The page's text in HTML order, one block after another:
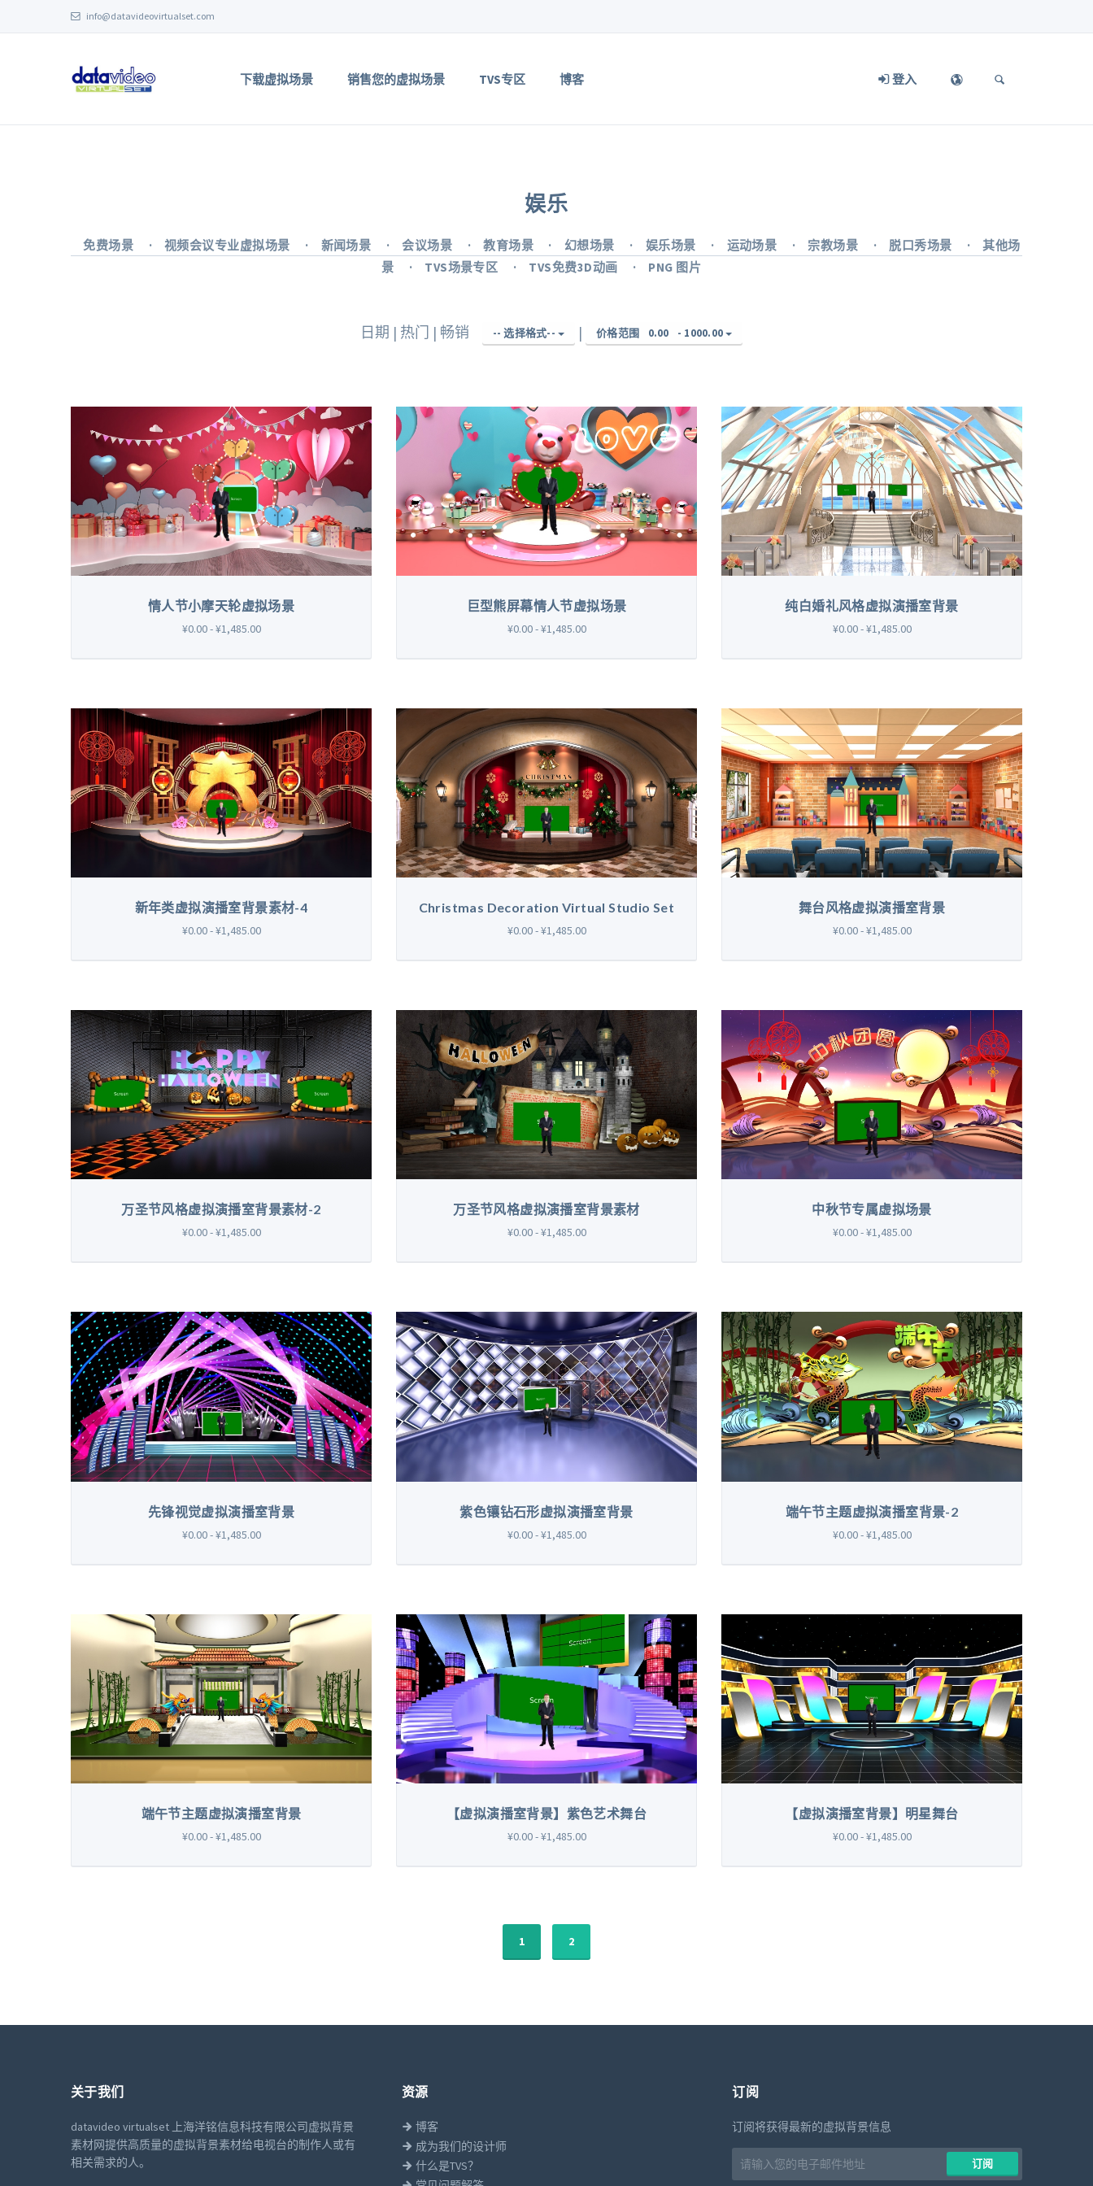
info@datavideovirtualset.com
下载虚拟场景 销售您的虚拟场景 TVS专区 博客 登入
娱乐
免费场景 视频会议专业虚拟场景 新闻场景 会议场景 教育场景 幻想场景 娱乐场景 运动场景 宗教场景 脱口秀场景
其他场
景
TVS场景专区 TVS免费3D动画 PNG 图片
日期 | 热门 | 畅销 -- 选择格式-- | 价格范围 0.00 - 1000.00
情人节小摩天轮虚拟场景
¥0.00 - ¥1,485.00
巨型熊屏幕情人节虚拟场景
¥0.00 - ¥1,485.00
纯白婚礼风格虚拟演播室背景
¥0.00 - ¥1,485.00
新年类虚拟演播室背景素材-4
¥0.00 - ¥1,485.00
Christmas Decoration Virtual Studio Set
¥0.00 - ¥1,485.00
舞台风格虚拟演播室背景
¥0.00 - ¥1,485.00
万圣节风格虚拟演播室背景素材-2
¥0.00 - ¥1,485.00
万圣节风格虚拟演播室背景素材
¥0.00 - ¥1,485.00
中秋节专属虚拟场景
¥0.00 - ¥1,485.00
先锋视觉虚拟演播室背景
¥0.00 - ¥1,485.00
紫色镶钻石形虚拟演播室背景
¥0.00 - ¥1,485.00
端午节主题虚拟演播室背景-2
¥0.00 - ¥1,485.00
端午节主题虚拟演播室背景
¥0.00 - ¥1,485.00
【虚拟演播室背景】紫色艺术舞台
¥0.00 - ¥1,485.00
【虚拟演播室背景】明星舞台
¥0.00 - ¥1,485.00
1 2
关于我们
datavideo virtualset 上海洋铭信息科技有限公司虚拟背景
素材网提供高质量的虚拟背景素材给电视台的制作人或有
相关需求的人。
资源
博客
成为我们的设计师
什么是TVS？
订阅
订阅将获得最新的虚拟背景信息
Email
address
​​订阅